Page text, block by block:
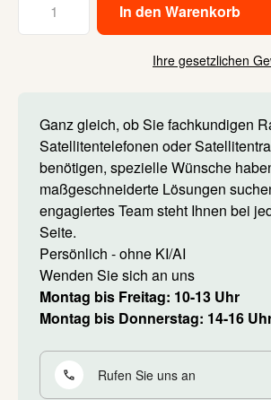
In den Warenkorb
Ihre gesetzlichen
Ganz gleich, ob Sie fachkundigen
Satellitentelefonen oder
benötigen, spezielle Wünsche
maßgeschneiderte Lösungen
engagiertes Team steht Ihnen bei
Seite.
Persönlich - ohne KI/AI
Wenden Sie sich an uns
Montag bis Freitag: 10-13 Uhr
Montag bis Donnerstag: 14-16
Rufen Sie uns an